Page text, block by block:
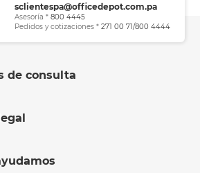
sclientespa@officedepot.com.pa
Asesoría * 800 4445
Pedidos y cotizaciones * 271 00 71/800 4444
de consulta